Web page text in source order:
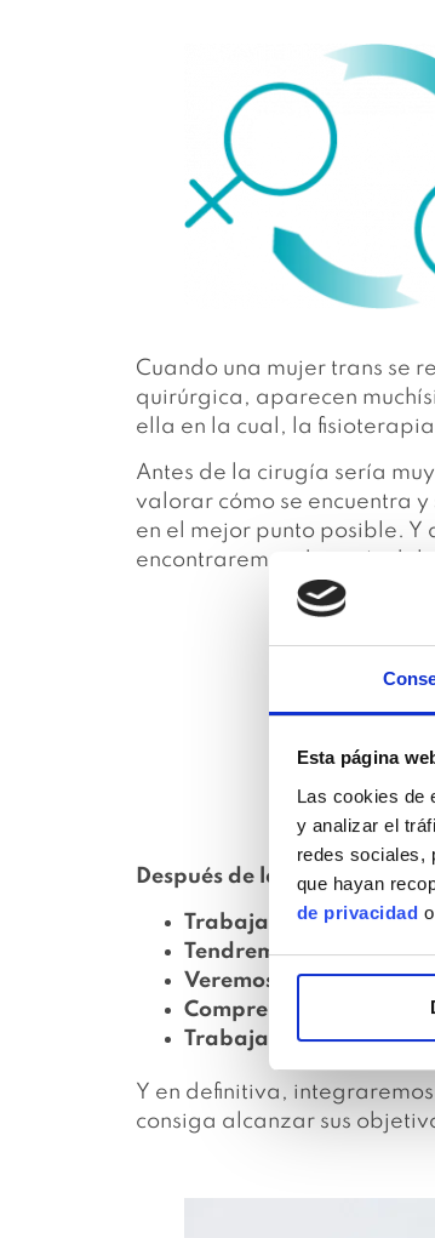
Esta página
Las cookies de
y analizar el
redes sociales,
que hayan
de privacidad
Cuando una mujer trans se
quirúrgica, aparecen
ella en la cual, la
Antes de la cirugía sería
valorar cómo se encuentra
en el mejor punto posible. Y
encontraremos después del
Después de la cirugíanos
Trabajaremos con
Tendremos que tratar
Veremos cómo utilizar
Comprenderemos
Trabajaremos la
Y en definitiva,
consiga alcanzar sus